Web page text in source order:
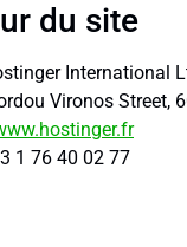
du site
International
Vironos Street,
1 76 40 02 77